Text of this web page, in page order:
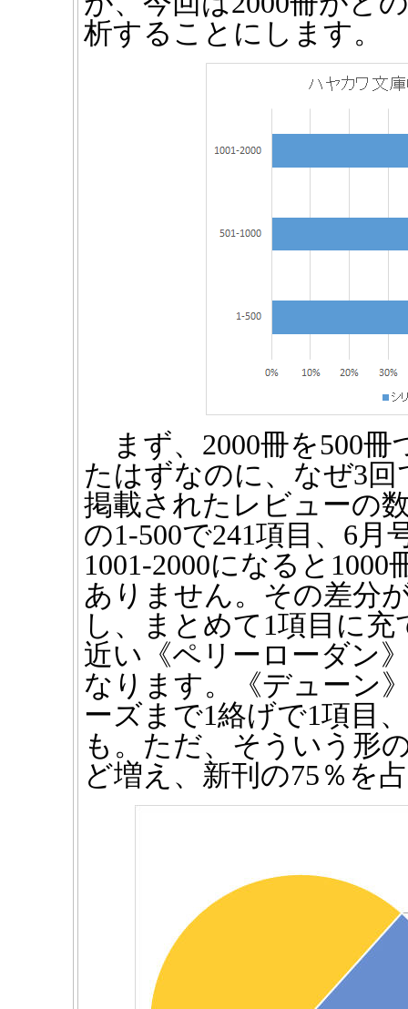
析することにします。
まず、2000冊を500冊
たはずなのに、なぜ3
掲載されたレビューの
の1-500で241項目、6月
1001-2000になると
ありません。その差分
し、まとめて1項目に
近い《ペリーローダン
なります。《デューン
ーズまで1絡げで1項目
も。ただ、そういう形
ど増え、新刊の75％を